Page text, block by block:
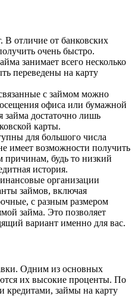
В отличие от банковских
очень быстро.
занимает всего несколько
переведены на карту
с займом можно
офиса или бумажной
достаточно лишь
карты.
для большого числа
имеет возможности получить
причинам, будь то низкий
история.
организации
займов, включая
с разным размером
займа. Это позволяет
вариант именно для вас.
Одним из основных
их высокие проценты. По
кредитами, займы на карту